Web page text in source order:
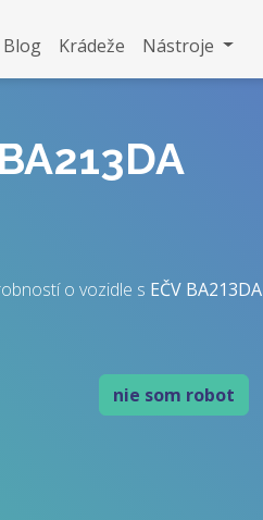
Blog Krádeže Nástroje
o vozidle s EČV BA213DA
nie som robot